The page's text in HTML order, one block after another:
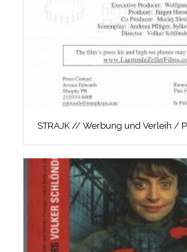
STRAJK // Werbung und Verleih /